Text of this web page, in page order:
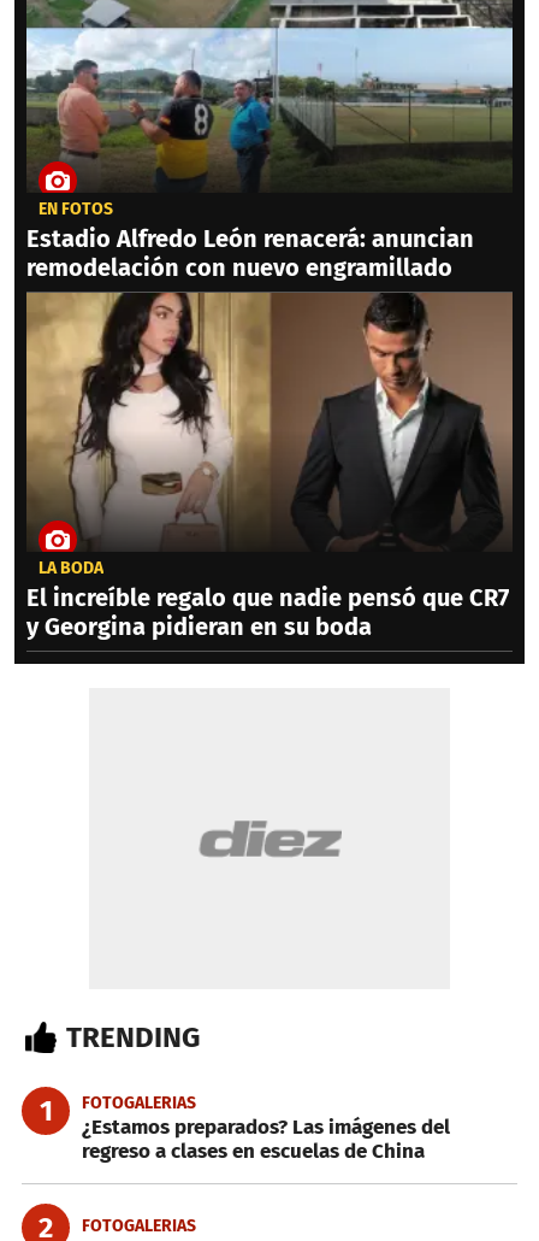
EN FOTOS
Estadio Alfredo León renacerá: anuncian
remodelación con nuevo engramillado
LA BODA
El increíble regalo que nadie pensó que CR7
y Georgina pidieran en su boda
TRENDING
1 FOTOGALERIAS
¿Estamos preparados? Las imágenes del
regreso a clases en escuelas de China
2 FOTOGALERIAS